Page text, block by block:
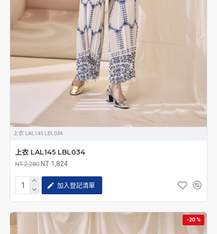
上衣 LAL145 LBL034
上衣 LAL145 LBL034
NT 2,280 NT 1,824
加入登記清單
-20 %